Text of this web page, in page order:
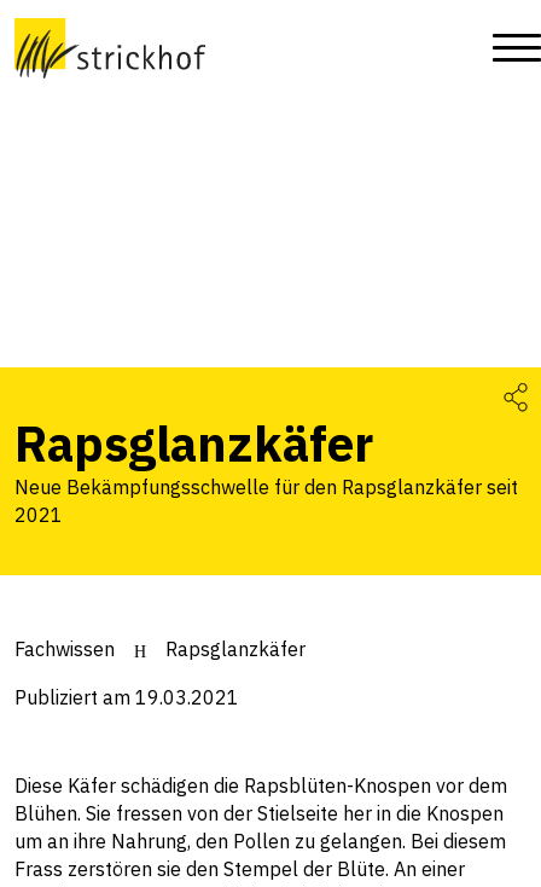
Rapsglanzkäfer
Neue Bekämpfungsschwelle für den Rapsglanzkäfer seit
2021
Fachwissen Rapsglanzkäfer
Publiziert am 19.03.2021
Diese Käfer schädigen die Rapsblüten-Knospen vor dem
Blühen. Sie fressen von der Stielseite her in die Knospen
um an ihre Nahrung, den Pollen zu gelangen. Bei diesem
Frass zerstören sie den Stempel der Blüte. An einer